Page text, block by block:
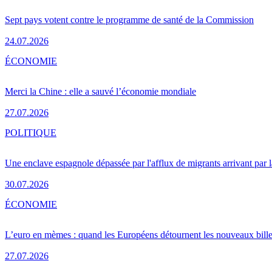
Sept pays votent contre le programme de santé de la Commission
24.07.2026
Merci la Chine : elle a sauvé l’économie mondiale
27.07.2026
ÉCONOMIE
Une enclave espagnole dépassée par l'afflux de migrants arrivant par
30.07.2026
POLITIQUE
L’euro en mèmes : quand les Européens détournent les nouveaux
27.07.2026
ÉCONOMIE